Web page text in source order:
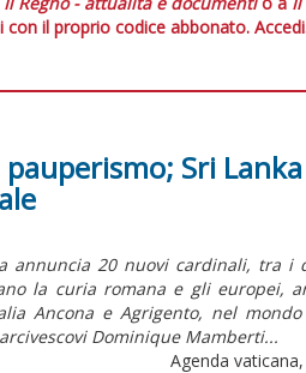
il proprio codice abbonato.
Sri
annuncia 20 nuovi cardinali, tra i
la curia romana e gli europei,
Ancona e Agrigento, nel mondo
Dominique Mamberti...
Agenda